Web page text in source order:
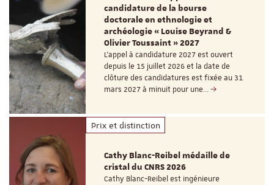
candidature de la bourse
doctorale en ethnologie et
archéologie « Louise Beyrand &
Olivier Toussaint » 2027
L’appel à candidature 2027 est ouvert
depuis le 15 juillet 2026 et la date de
clôture des candidatures est fixée au 31
mars 2027 à minuit pour une…
Prix et distinction
Cathy Blanc-Reibel médaille de
cristal du CNRS 2026
Cathy Blanc-Reibel est ingénieure